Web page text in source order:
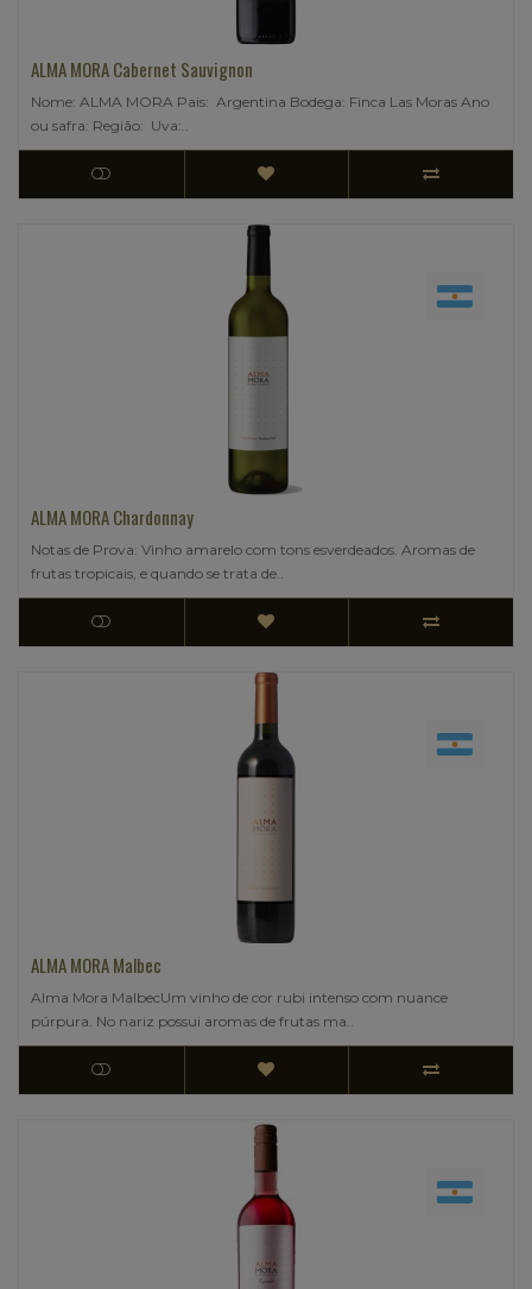
ALMA MORA Cabernet Sauvignon
Nome: ALMA MORA Pais: Argentina Bodega: Finca Las Moras Ano
ou safra: Região: Uva:..
ALMA MORA Chardonnay
Notas de Prova: Vinho amarelo com tons esverdeados. Aromas de
frutas tropicais, e quando se trata de..
ALMA MORA Malbec
Alma Mora MalbecUm vinho de cor rubi intenso com nuance
púrpura. No nariz possui aromas de frutas ma..